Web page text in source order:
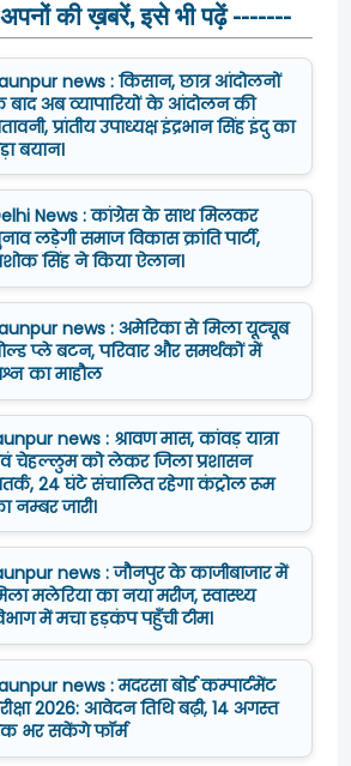
की ख़बरें, इसे भी पढ़ें -------
news : किसान, छात्र आंदोलनों
अब व्यापारियों के आंदोलन की
प्रांतीय उपाध्यक्ष इंद्रभान सिंह इंदु का
बयान।
News : कांग्रेस के साथ मिलकर
लड़ेगी समाज विकास क्रांति पार्टी,
सिंह ने किया ऐलान।
news : अमेरिका से मिला यूट्यूब
प्ले बटन, परिवार और समर्थकों में
का माहौल
news : श्रावण मास, कांवड़ यात्रा
चेहल्लुम को लेकर जिला प्रशासन
24 घंटे संचालित रहेगा कंट्रोल रूम
नम्बर जारी।
news : जौनपुर के काजीबाजार में
मलेरिया का नया मरीज, स्वास्थ्य
में मचा हड़कंप पहुँची टीम।
news : मदरसा बोर्ड कम्पार्टमेंट
2026: आवेदन तिथि बढ़ी, 14 अगस्त
भर सकेंगे फॉर्म